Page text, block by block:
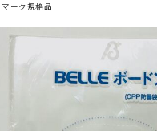
マーク規格品